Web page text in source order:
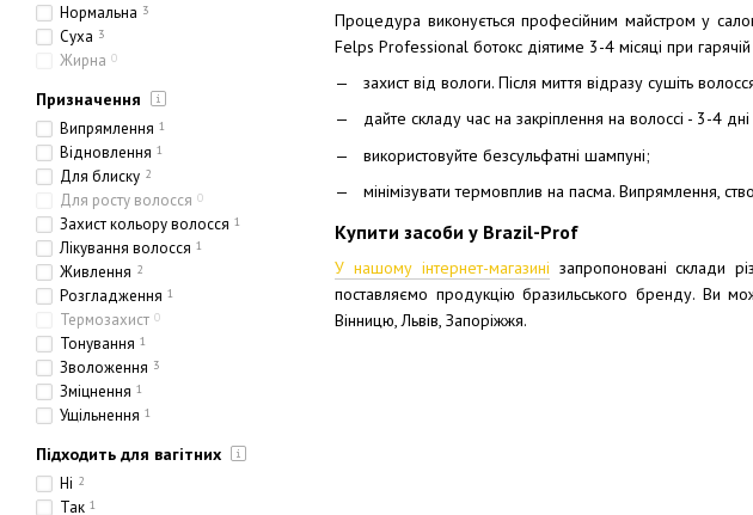
Процедура виконується професійним майстром у
Felps Professional ботокс діятиме 3-4 місяці при
захист від вологи. Після миття відразу сушіть
дайте складу час на закріплення на волоссі - 3-4
використовуйте безсульфатні шампуні;
мінімізувати термовплив на пасма. Випрямлення,
Купити засоби у Brazil-Prof
У нашому інтернет-магазині запропоновані склади
поставляємо продукцію бразильського бренду. Ви
Вінницю, Львів, Запоріжжя.
Нормальна 3
Суха 3
Жирна 0
Призначення
Випрямлення 1
Відновлення 1
Для блиску 2
Для росту волосся 0
Захист кольору волосся 1
Лікування волосся 1
Живлення 2
Розгладження 1
Термозахист 0
Тонування 1
Зволоження 3
Зміцнення 1
Ущільнення 1
Підходить для вагітних
Ні 2
Так 1